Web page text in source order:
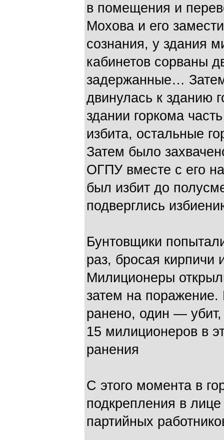
в помещения и
Мохова и его
сознания, у здания
кабинетов сорваны
задержанные…
двинулась к зданию
здании горкома
избита, остальные
Затем было
ОГПУ вместе с его
был избит до
подверглись
Бунтовщики
раз, бросая
Милиционеры
затем на поражение.
ранено, один —
15 милиционеров в
ранения
С этого момента в
подкрепления в
партийных